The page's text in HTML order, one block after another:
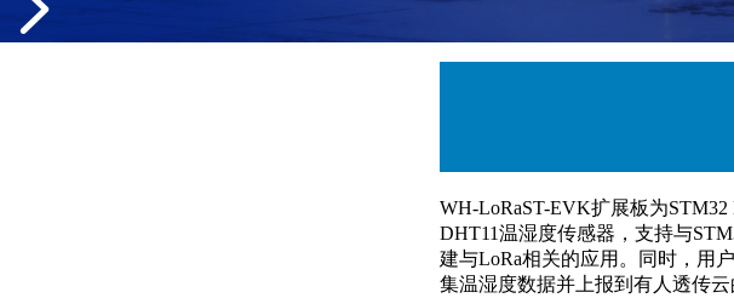
WH-LoRaST-EVK扩展板为
DHT11温湿度传感器，支持与
建与LoRa相关的应用。同时，用
集温湿度数据并上报到有人透传